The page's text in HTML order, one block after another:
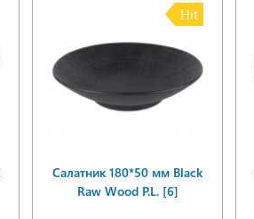
Hit
Салатник 180*50 мм Black
Raw Wood P.L. [6]